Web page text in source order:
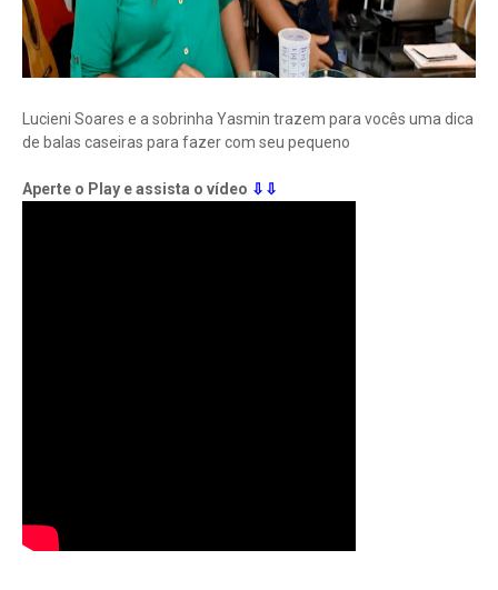
Lucieni Soares e a sobrinha Yasmin trazem para vocês uma dica
de balas caseiras para fazer com seu pequeno
Aperte o Play e assista o vídeo ⇩⇩